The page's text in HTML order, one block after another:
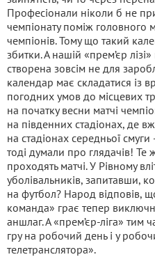
Професіонали ніколи б не
чемпіонату поміж головного
чемпіонів. Тому що такий
збитки. А нашій «прем’єр
створена зовсім не для
календар має складатися із
погодних умов до місцевих
на початку весни матчі
на південних стадіонах, де
на стадіонах середньої
тоді думали про глядачів! Те
проходять матчі. У Рівному
уболівальників, запитавши,
на футбол? Народ відповів,
команда» грає тепер
аншлаг. А «прем’єр-ліга»
гру на робочий день і у
телетранслятора».